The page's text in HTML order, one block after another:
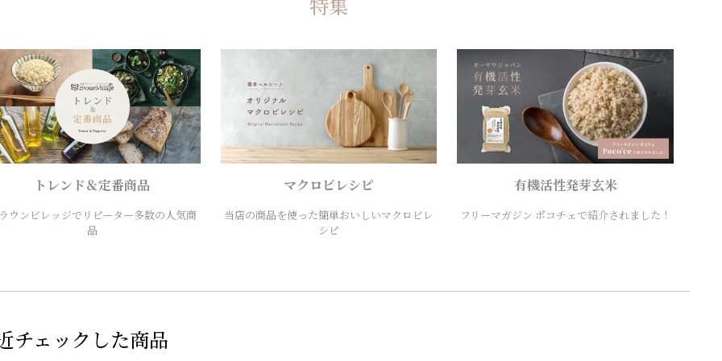
トレンド＆定番商品
ウンビレッジでリピーター多数の人気商
品
マクロビレシピ
当店の商品を使った簡単おいしいマクロビレ
シピ
有機活性発芽玄米
フリーマガジン ポコチェで紹介されました！
チェックした商品